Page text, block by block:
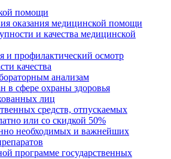
помощи
оказания медицинской помощи
и качества медицинской
и профилактический осмотр
качества
анализам
в сфере охраны здоровья
лиц
средств, отпускаемых
или со скидкой 50%
необходимых и важнейших
программе государственных